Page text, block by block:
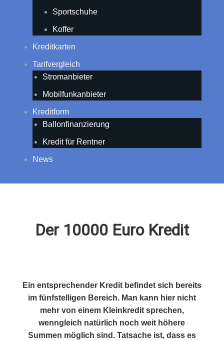
Sportschuhe
Koffer
Kreditkarten
Tarifvergleich
Stromanbieter
Mobilfunkanbieter
Kreditform
Ballonfinanzierung
Kredit für Rentner
News
Der 10000 Euro Kredit
Ein entsprechender Kredit befindet sich bereits
im fünfstelligen Bereich. Man kann hier nicht
mehr von einem Kleinkredit sprechen,
wenngleich natürlich noch weit höhere
Summen möglich sind. Tatsache ist, dass es